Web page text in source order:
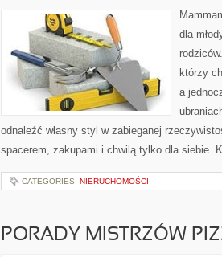
dla
którzy
a
odnaleźć własny styl w zabieganej
spacerem, zakupami i chwilą tylko dla siebie.
CATEGORIES: NIERUCHOMOŚCI
PORADY MISTRZÓW